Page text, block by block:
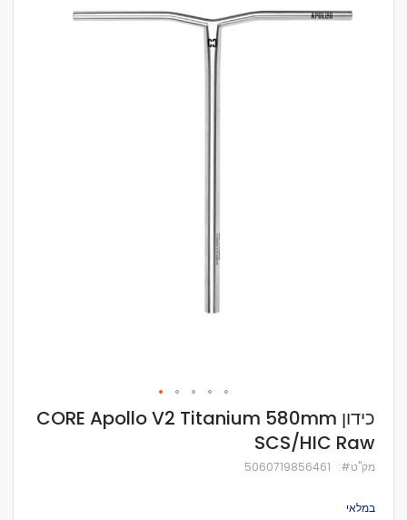
תמונות
לדלג
להתחלה
של
תמונות
כידון CORE Apollo V2 Titanium 580mm
SCS/HIC Raw
מק''ט 5060719856461
במלאי